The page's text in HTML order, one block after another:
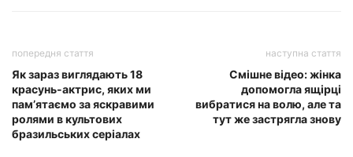
попередня стаття
Як зараз виглядають 18
красунь-актрис, яких ми
пам’ятаємо за яскравими
ролями в культових
бразильських серіалах
наступна стаття
Смішне відео: жінка
допомогла ящірці
вибратися на волю, але та
тут же застрягла знову